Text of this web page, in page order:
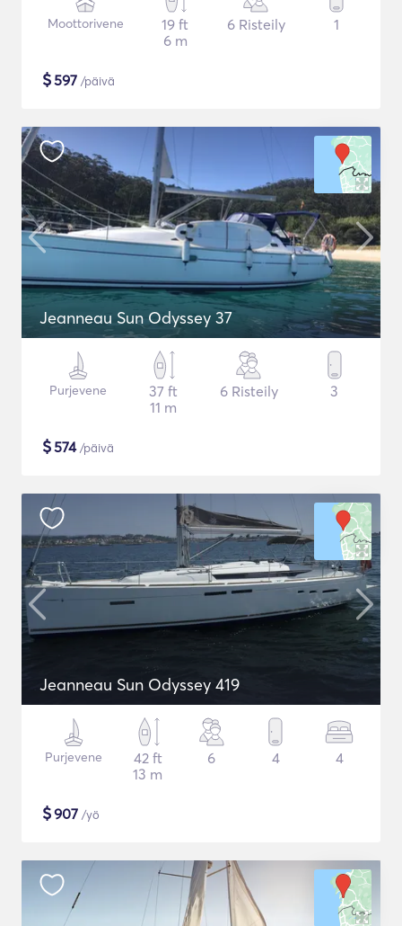
Moottorivene
19 ft
6 m
6 Risteily 1
$597 /päivä
Jeanneau Sun Odyssey 37
Purjevene
37 ft
11 m
6 Risteily 3
$574/päivä
Jeanneau Sun Odyssey 419
Purjevene
42 ft
13 m
6 4 4
$907 /yö